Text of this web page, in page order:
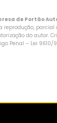
de Portão
reprodução,
do autor.
Penal – Lei 9610/